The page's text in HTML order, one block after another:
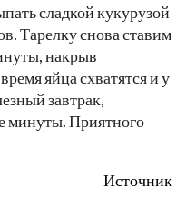
сладкой кукурузой
Тарелку снова ставим
накрыв
яйца схватятся и у
завтрак,
минуты. Приятного
Источник